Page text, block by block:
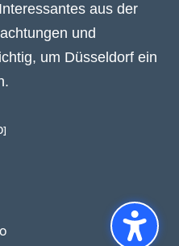
aus der
und
um Düsseldorf ein